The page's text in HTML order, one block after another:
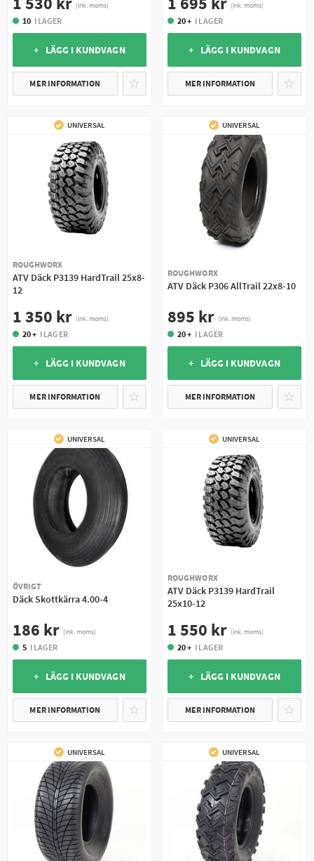
(ink. moms)
10 I LAGER
+ LÄGG I KUNDVAGN
MER INFORMATION
(ink. moms)
20 + I LAGER
+ LÄGG I KUNDVAGN
MER INFORMATION
UNIVERSAL
ROUGHWORX
ATV Däck P3139 HardTrail 25x8-
12
1 350 kr (ink. moms)
20 + I LAGER
+ LÄGG I KUNDVAGN
MER INFORMATION
UNIVERSAL
ROUGHWORX
ATV Däck P306 AllTrail 22x8-10
895 kr (ink. moms)
20 + I LAGER
+ LÄGG I KUNDVAGN
MER INFORMATION
UNIVERSAL
ÖVRIGT
Däck Skottkärra 4.00-4
186 kr (ink. moms)
5 I LAGER
+ LÄGG I KUNDVAGN
MER INFORMATION
UNIVERSAL
ROUGHWORX
ATV Däck P3139 HardTrail
25x10-12
1 550 kr (ink. moms)
20 + I LAGER
+ LÄGG I KUNDVAGN
MER INFORMATION
UNIVERSAL UNIVERSAL